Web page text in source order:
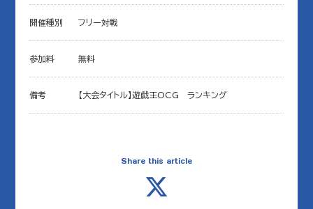
開催種別 フリー対戦
参加料 無料
備考 【大会タイトル】遊戯王OCG ランキング
Share this article